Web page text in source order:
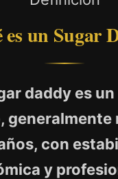
es un Sugar
daddy es
generalmente
con
y